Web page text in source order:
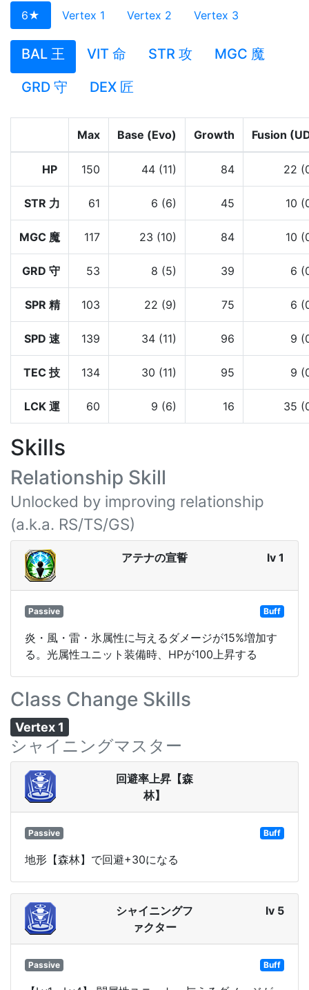
6★ Vertex 1 Vertex 2 Vertex 3
BAL 王 VIT 命 STR 攻
MGC 魔
GRD 守
DEX 匠
Max Base (Evo) Growth Fusion
HP 150 44 (11) 84 22
STR 力 61 6 (6) 45 10
MGC 魔 117 23 (10) 84 10
GRD 守 53 8 (5) 39 6
SPR 精 103 22 (9) 75 6
SPD 速 139 34 (11) 96 9
TEC 技 134 30 (11) 95 9
LCK 運 60 9 (6) 16 35
Skills
Relationship Skill
Unlocked by improving relationship
(a.k.a. RS/TS/GS)
アテナの宣誓 lv 1
Passive Buff
炎・風・雷・氷属性に与えるダメージが15%増加す
る。光属性ユニット装備時、HPが100上昇する
Class Change Skills
Vertex 1
シャイニングマスター
回避率上昇【森
林】
Passive Buff
地形【森林】で回避+30になる
シャイニングフ
ァクター
lv 5
Passive Buff